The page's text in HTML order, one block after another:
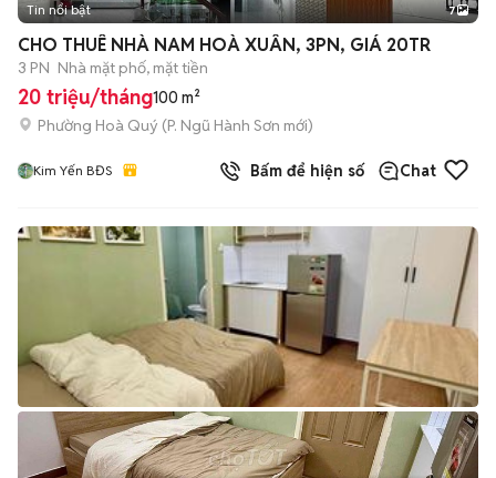
+2
Tin nổi bật 7
CHO THUÊ NHÀ NAM HOÀ XUÂN, 3PN, GIÁ 20TR
3 PN Nhà mặt phố, mặt tiền
20 triệu/tháng100 m²
Phường Hoà Quý (P. Ngũ Hành Sơn mới)
Kim Yến BĐS Bấm để hiện số Chat